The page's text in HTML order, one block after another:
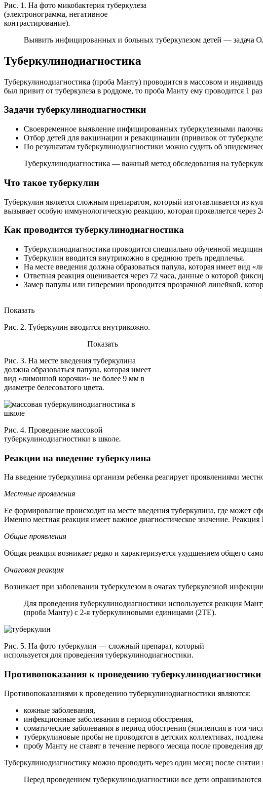
Рис. 1. На фото микобактерия туберкулеза
(электронограмма, негативное
контрастирование).
Выявить инфицированных и больных туберкулезом детей — задача
Туберкулинодиагностика
Туберкулинодиагностика (проба Манту) проводится в массовом и
был привит от туберкулеза в роддоме, то проба Манту ему проводится 1
Задачи туберкулинодиагностики
Своевременное выявление инфицированных туберкулезными
Отбор детей для вакцинации и ревакцинации (прививок от
По результатам туберкулинодиагностики можно судить об
Туберкулинодиагностика — важный метод обследования на
Что такое туберкулин
Туберкулин является сложным препаратом, который изготавливается из
вызывает особую иммунологическую реакцию, которая проявляется через
Как проводится туберкулинодиагностика
Туберкулинодиагностика проводится специально обученной
Туберкулин вводится внутрикожно в среднюю треть предплечья.
На месте введения должна образоваться папула, которая имеет вид
Ответная реакция оценивается через 72 часа, данные о которой
Замер папулы или гиперемии проводится прозрачной линейкой,
Показать
Рис. 2. Туберкулин вводится внутрикожно.
Показать
Рис. 3. На месте введения туберкулина
должна образоваться папула, которая имеет
вид «лимонной корочки» не более 9 мм в
диаметре белесоватого цвета.
Рис. 4. Проведение массовой
туберкулинодиагностики в школе.
Реакции на введение туберкулина
На введение туберкулина организм ребенка реагирует проявлениями
Местные проявления
Ее формирование происходит на месте введения туберкулина, где может
Именно местная реакция имеет важное диагностическое значение.
Общие проявления
Общая реакция возникает редко и характеризуется ухудшением общего
Очаговая реакция
Возникает при заболевании туберкулезом в очагах туберкулезной
Для проведения туберкулинодиагностики используется реакция
(проба Манту) с 2-я туберкулиновыми единицами (2ТЕ).
Рис. 5. На фото туберкулин — сложный препарат, который
используется для проведения туберкулинодиагностики.
Противопоказания к проведению туберкулинодиагностики
Противопоказаниями к проведению туберкулинодиагностики являются:
кожные заболевания,
инфекционные заболевания в период обострения,
соматические заболевания в период обострения (эпилепсия в том
туберкулиновые пробы не проводятся в детских коллективах,
пробу Манту не ставят в течение первого месяца после проведения
Туберкулинодиагностику можно проводить через один месяц после
Перед проведением туберкулинодиагностики все дети